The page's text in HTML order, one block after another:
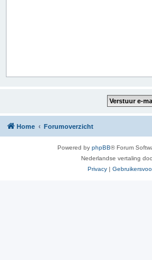
Home Forumoverzicht
Powered by phpBB® Forum
Nederlandse vertaling
Privacy |